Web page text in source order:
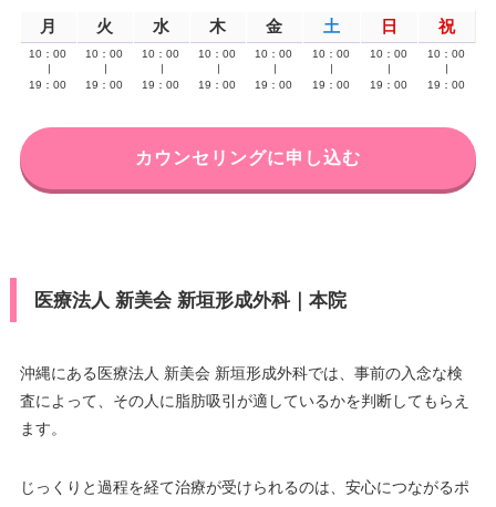
月 火 水 木 金 土 日 祝
10：00
19：00
10：00
19：00
10：00
19：00
10：00
19：00
10：00
19：00
10：00
19：00
10：00
19：00
10：00
19：00
カウンセリングに申し込む
医療法人 新美会 新垣形成外科｜本院
沖縄にある医療法人 新美会 新垣形成外科では、事前の入念な検
査によって、その人に脂肪吸引が適しているかを判断してもらえ
ます。
じっくりと過程を経て治療が受けられるのは、安心につながるポ